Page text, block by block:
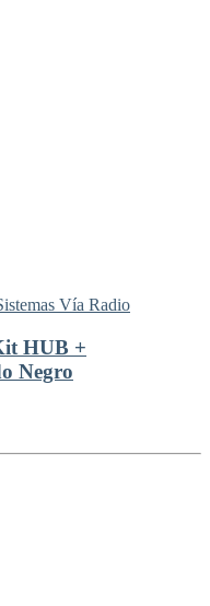
Vía Radio
HUB +
Negro